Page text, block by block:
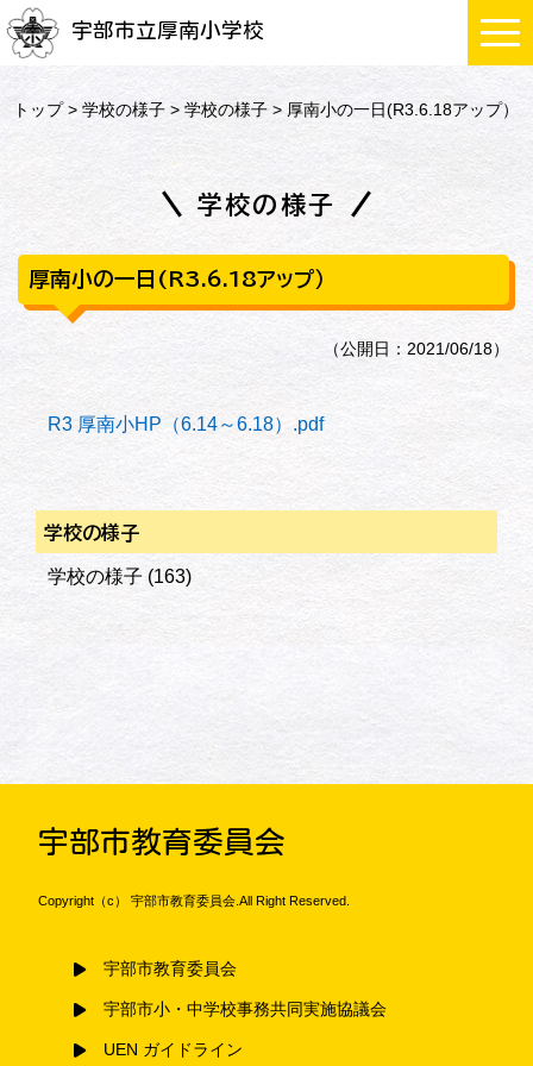
宇部市立厚南小学校
トップ>学校の様子 >学校の様子 > 厚南小の一日(R3.6.18アップ）
学校の様子
厚南小の一日(R3.6.18アップ）
（公開日：2021/06/18）
R3 厚南小HP（6.14～6.18）.pdf
学校の様子
学校の様子 (163)
宇部市教育委員会
Copyright（c） 宇部市教育委員会.All Right Reserved.
宇部市教育委員会
宇部市小・中学校事務共同実施協議会
UEN ガイドライン